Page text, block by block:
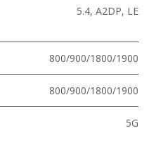
5.4, A2DP, LE
800/900/1800/1900
800/900/1800/1900
5G